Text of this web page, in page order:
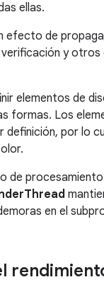
ellas.
efecto de
y
elementos de
formas. Los
definición, por lo
de
en el